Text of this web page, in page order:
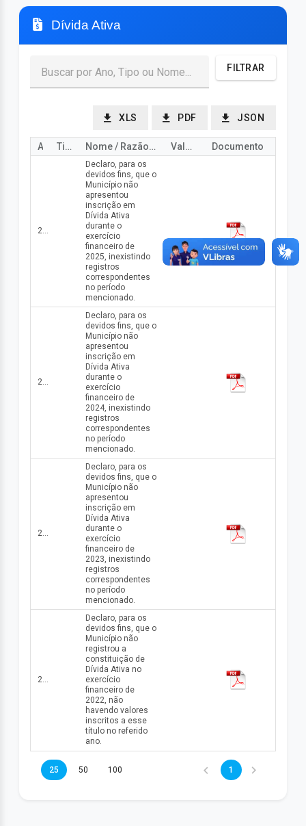
Dívida Ativa
FILTRAR
XLS PDF JSON
Tipo Nome / Razão Social Valor da Dívida (R$) Documento
2025
Declaro, para os
devidos fins, que o
Município não
apresentou
inscrição em
Dívida Ativa
durante o
exercício
financeiro de
2025, inexistindo
registros
correspondentes
no período
mencionado.
2024
Declaro, para os
devidos fins, que o
Município não
apresentou
inscrição em
Dívida Ativa
durante o
exercício
financeiro de
2024, inexistindo
registros
correspondentes
no período
mencionado.
2023
Declaro, para os
devidos fins, que o
Município não
apresentou
inscrição em
Dívida Ativa
durante o
exercício
financeiro de
2023, inexistindo
registros
correspondentes
no período
mencionado.
2022
Declaro, para os
devidos fins, que o
Município não
registrou a
constituição de
Dívida Ativa no
exercício
financeiro de
2022, não
havendo valores
inscritos a esse
título no referido
ano.
25 50 100 1